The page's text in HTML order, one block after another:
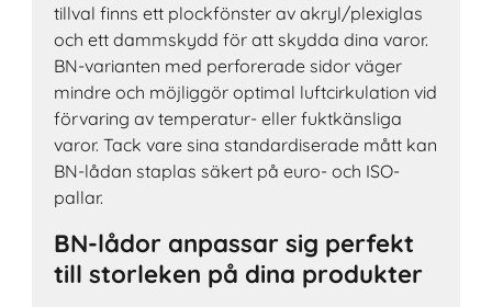
tillval finns ett plockfönster av akryl/plexiglas
och ett dammskydd för att skydda dina varor.
BN-varianten med perforerade sidor väger
mindre och möjliggör optimal luftcirkulation vid
förvaring av temperatur- eller fuktkänsliga
varor. Tack vare sina standardiserade mått kan
BN-lådan staplas säkert på euro- och ISO-
pallar.
BN-lådor anpassar sig perfekt
till storleken på dina produkter